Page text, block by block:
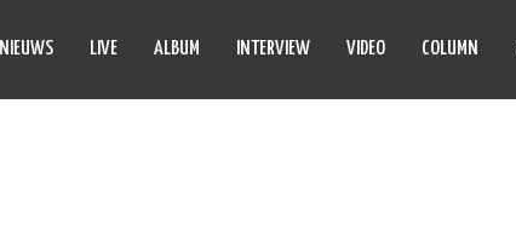
NIEUWS LIVE ALBUM INTERVIEW VIDEO COLUMN